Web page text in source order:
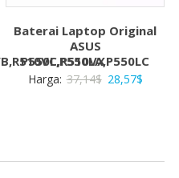
Baterai Laptop Original
ASUS
P550L,P550LA,P550LC
Harga: 37,14$ Harga
28,57$Harga
28,57$.